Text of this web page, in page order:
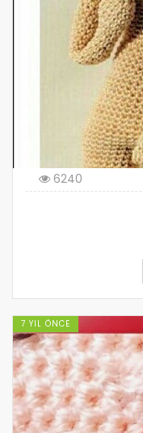
6240
7 YIL ÖNCE